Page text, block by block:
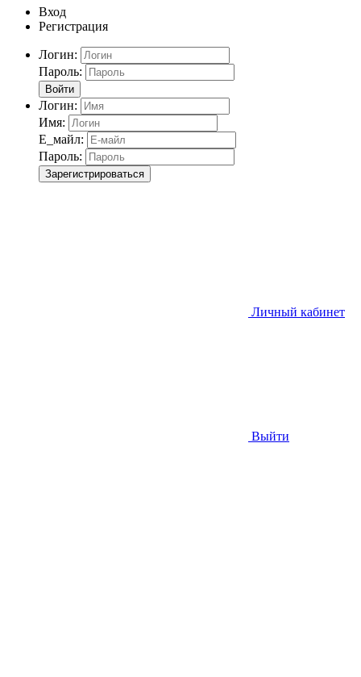
Вход
Регистрация
Логин:
Пароль:
Войти
Логин:
Имя:
Е_майл:
Пароль:
Зарегистрироваться
Личный кабинет
Выйти